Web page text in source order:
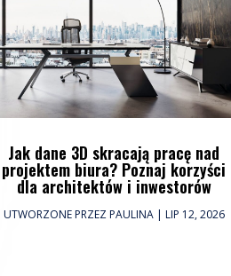
Jak dane 3D skracają pracę nad
projektem biura? Poznaj korzyści
dla architektów i inwestorów
UTWORZONE PRZEZPAULINA| LIP 12, 2026